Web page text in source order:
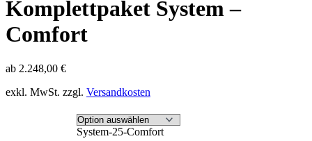
Komplettpaket System –
Comfort
ab 2.248,00 €
exkl. MwSt. zzgl. Versandkosten
System-25-Comfort